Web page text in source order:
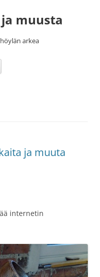
muusta
arkea
ja muuta
internetin